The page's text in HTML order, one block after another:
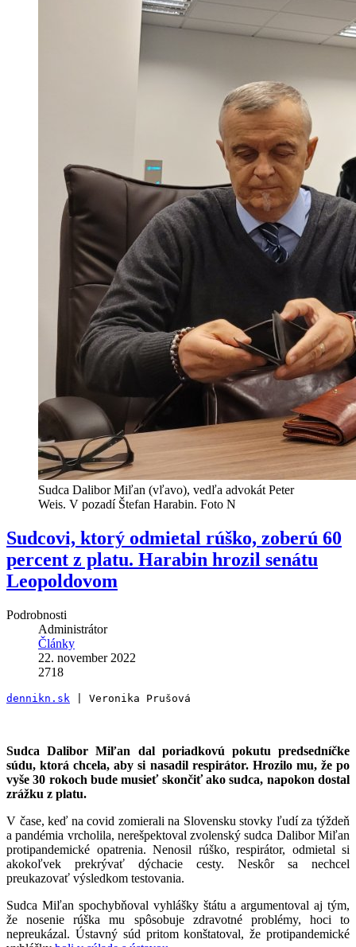
Sudca Dalibor Miľan (vľavo), vedľa advokát Peter
Weis. V pozadí Štefan Harabin. Foto N
Sudcovi, ktorý odmietal rúško, zoberú 60
percent z platu. Harabin hrozil senátu
Leopoldovom
Podrobnosti
Administrátor
Články
22. november 2022
2718
dennikn.sk | Veronika Prušová
Sudca Dalibor Miľan dal poriadkovú pokutu predsedníčke
súdu, ktorá chcela, aby si nasadil respirátor. Hrozilo mu, že po
vyše 30 rokoch bude musieť skončiť ako sudca, napokon dostal
zrážku z platu.
V čase, keď na covid zomierali na Slovensku stovky ľudí za týždeň
a pandémia vrcholila, nerešpektoval zvolenský sudca Dalibor Miľan
protipandemické opatrenia. Nenosil rúško, respirátor, odmietal si
akokoľvek prekrývať dýchacie cesty. Neskôr sa nechcel
preukazovať výsledkom testovania.
Sudca Miľan spochybňoval vyhlášky štátu a argumentoval aj tým,
že nosenie rúška mu spôsobuje zdravotné problémy, hoci to
nepreukázal. Ústavný súd pritom konštatoval, že protipandemické